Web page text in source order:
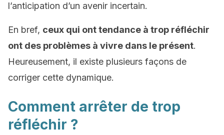
l’anticipation d’un avenir incertain.
En bref, ceux qui ont tendance à trop réfléchir
ont des problèmes à vivre dans le présent.
Heureusement, il existe plusieurs façons de
corriger cette dynamique.
Comment arrêter de trop
réfléchir ?